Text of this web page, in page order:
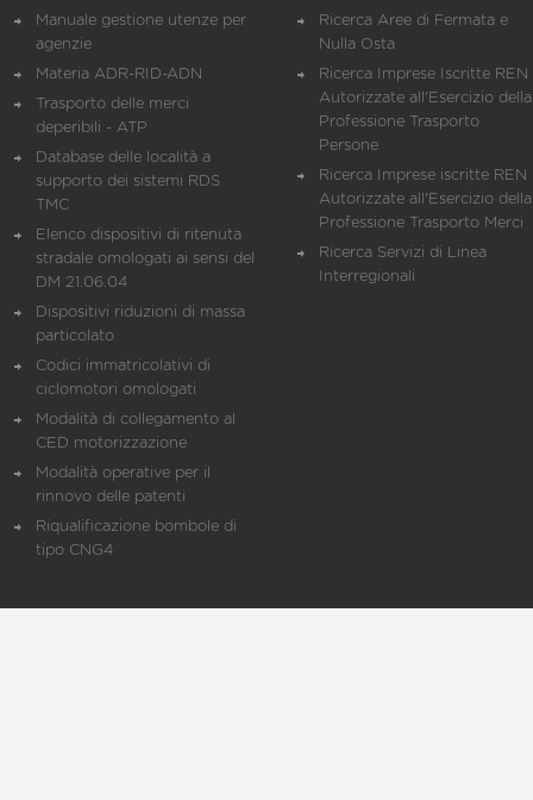
Manuale gestione utenze per
agenzie
Materia ADR-RID-ADN
Trasporto delle merci
deperibili - ATP
Database delle località a
supporto dei sistemi RDS
TMC
Elenco dispositivi di ritenuta
stradale omologati ai sensi del
DM 21.06.04
Dispositivi riduzioni di massa
particolato
Codici immatricolativi di
ciclomotori omologati
Modalità di collegamento al
CED motorizzazione
Modalità operative per il
rinnovo delle patenti
Riqualificazione bombole di
tipo CNG4
Ricerca Aree di Fermata e
Nulla Osta
Ricerca Imprese Iscritte REN
Autorizzate all'Esercizio della
Professione Trasporto
Persone
Ricerca Imprese iscritte REN
Autorizzate all'Esercizio della
Professione Trasporto Merci
Ricerca Servizi di Linea
Interregionali